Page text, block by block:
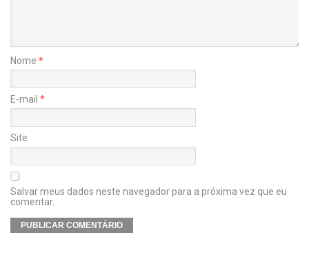
Nome *
E-mail *
Site
Salvar meus dados neste navegador para a próxima vez que eu
comentar.